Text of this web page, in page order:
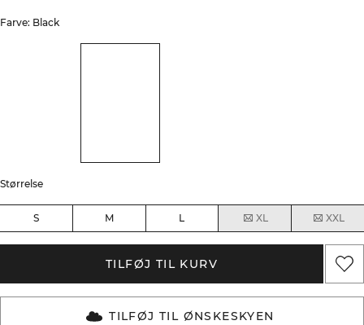
Farve: Black
Størrelse
S M L XL XXL
TILFØJ TIL KURV
TILFØJ TIL ØNSKESKYEN